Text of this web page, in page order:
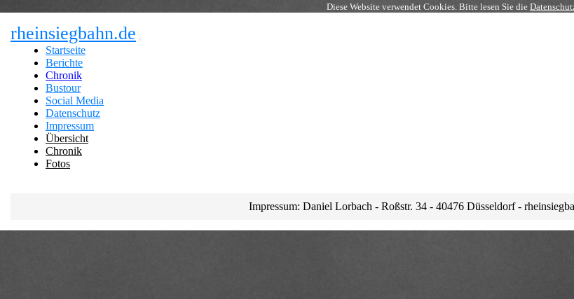
Diese Website verwendet Cookies. Bitte lesen Sie die
rheinsiegbahn.de
Startseite
Berichte
Chronik
Bustour
Social Media
Datenschutz
Impressum
Übersicht
Chronik
Fotos
Impressum: Daniel Lorbach - Roßstr. 34 - 40476 Düsseldorf -